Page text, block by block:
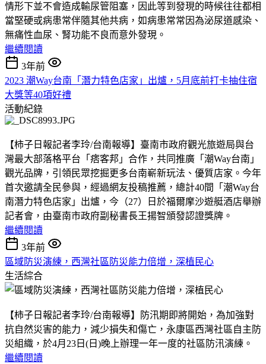
情形下並不會造成輸尿管阻塞，因此等到發現的時候往往都相
當堅硬或病患常伴隨其他共病，如病患常常因為泌尿道感染、
無痛性血尿、腎功能不良而意外發現。
繼續閱讀
3年前
2023 潮Way台南「潛力特色店家」出爐，5月底前打卡抽住宿
大獎等40項好禮
活動紀錄
【柿子日報記者李玲/台南報導】臺南市政府觀光旅遊局與台
灣最大部落格平台「痞客邦」合作，共同推廣「潮Way台南」
觀光品牌，引領民眾挖掘更多台南嶄新玩法、優質店家。今年
首次邀請全民參與，經過網友投稿推薦，總計40間「潮Way台
南潛力特色店家」出爐，今（27）日於福爾摩沙遊艇酒店舉辦
記者會，由臺南市政府副秘書長王揚智頒發認證獎牌。
繼續閱讀
3年前
區域防災演練，西灣社區防災能力倍增，深植民心
生活綜合
【柿子日報記者李玲/台南報導】防汛期即將開始，為加強對
抗自然災害的能力，減少損失和傷亡，永康區西灣社區自主防
災組織，於4月23日(日)晚上辦理一年一度的社區防汛演練。
繼續閱讀